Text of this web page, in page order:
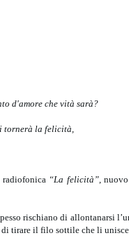
d'amore che vità sarà?
tornerà la felicità,
radiofonica “La felicità”,
rischiano di allontanarsi
tirare il filo sottile che li